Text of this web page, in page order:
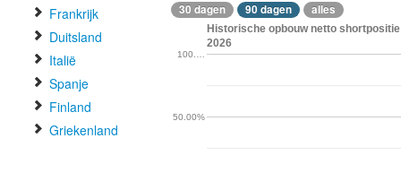
Frankrijk
Duitsland
Italië
Spanje
Finland
Griekenland
30 dagen 90 dagen alles
Historische opbouw netto
2026
50.00%
100.…